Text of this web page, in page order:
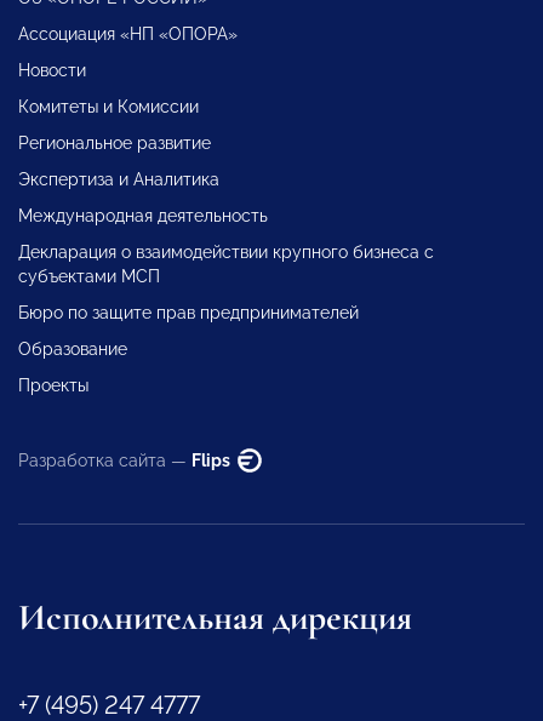
Ассоциация «НП «ОПОРА»
Новости
Комитеты и Комиссии
Региональное развитие
Экспертиза и Аналитика
Международная деятельность
Декларация о взаимодействии крупного бизнеса с
субъектами МСП
Бюро по защите прав предпринимателей
Образование
Проекты
Разработка сайта — Flips
Исполнительная дирекция
+7 (495) 247 4777